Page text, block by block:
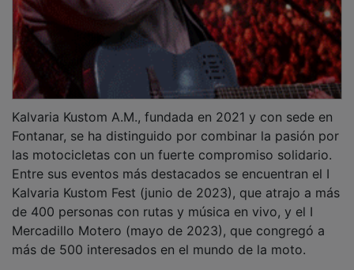
Fontanar, se ha distinguido por combinar la pasión por
las motocicletas con un fuerte compromiso solidario.
Entre sus eventos más destacados se encuentran el I
Kalvaria Kustom Fest (junio de 2023), que atrajo a más
de 400 personas con rutas y música en vivo, y el I
Mercadillo Motero (mayo de 2023), que congregó a
más de 500 interesados en el mundo de la moto.